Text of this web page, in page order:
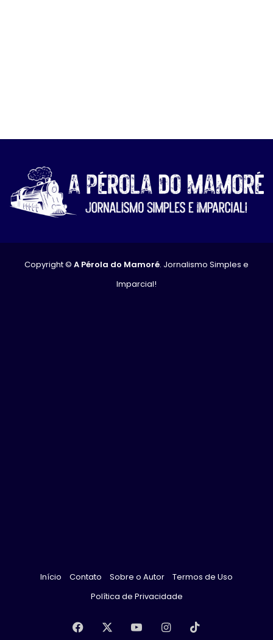
Copyright © A Pérola do Mamoré. Jornalismo Simples e
Imparcial!
Início Contato Sobre o Autor
Termos de Uso
Política de Privacidade
Facebook YouTubeInstagram